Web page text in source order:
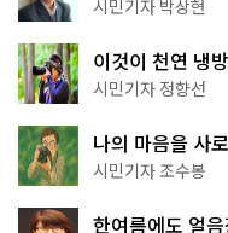
시민기자 박상현
이것이 천연 냉
나볼까
시민기자 정향선
나의 마음을 사
상작 공개!
시민기자 조수봉
한여름에도 얼